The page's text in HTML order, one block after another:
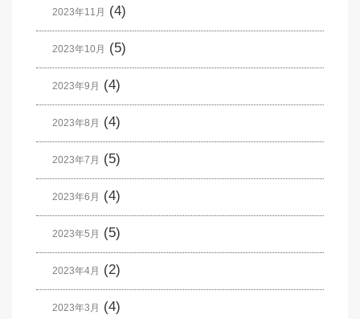
2023年11月 (4)
2023年10月 (5)
2023年9月 (4)
2023年8月 (4)
2023年7月 (5)
2023年6月 (4)
2023年5月 (5)
2023年4月 (2)
2023年3月 (4)